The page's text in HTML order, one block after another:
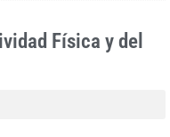
Física y del